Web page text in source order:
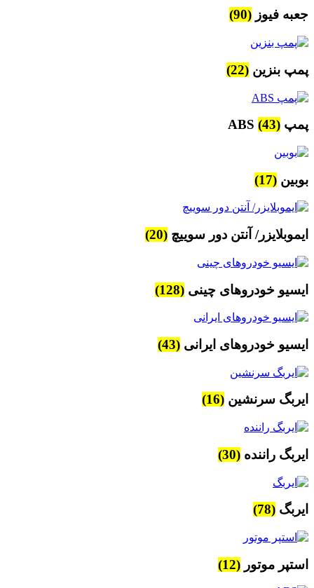
جعبه فیوز (90)
پمپ بنزین (22)
پمپ ABS (43)
بوبین (17)
ایموبلایزر/ آنتن دور سوییچ (20)
ایسیو خودروهای چینی (128)
ایسیو خودروهای ایرانی (43)
ایربگ سرنشین (16)
ایربگ راننده (30)
ایربگ (78)
استپر موتور (12)